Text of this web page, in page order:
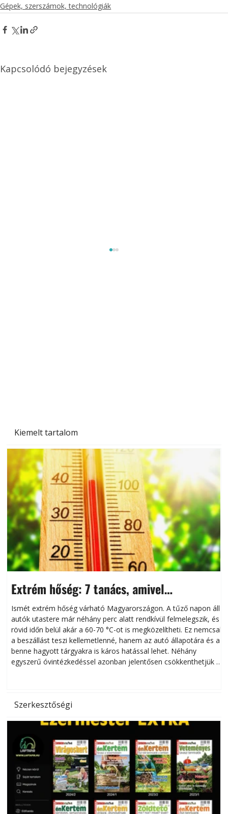
Kiemelt tartalom
Extrém hőség: 7 tanács, amivel
megóvhatjuk autónkat a nyári károktól
Ismét extrém hőség várható Magyarországon. A tűző napon álló
autók utastere már néhány perc alatt rendkívül felmelegszik, és
rövid időn belül akár a 60-70 °C-ot is megközelítheti. Ez nemcsak
a beszállást teszi kellemetlenné, hanem az autó állapotára és a
benne hagyott tárgyakra is káros hatással lehet. Néhány
egyszerű óvintézkedéssel azonban jelentősen csökkenthetjük a
Szerkesztőségi
Gépek, szerszámok, technológiák
Kapcsolódó bejegyzések